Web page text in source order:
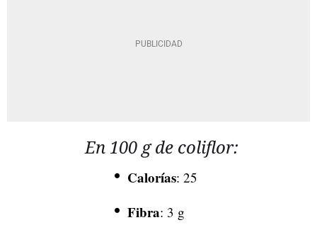
En 100 g de coliflor:
Calorías: 25
Fibra: 3 g